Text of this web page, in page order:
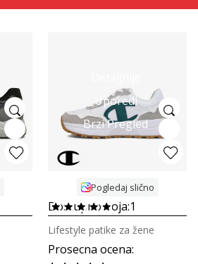
Uporedi
Brzi Pregled
Pogledaj slično
Dostupno boja:1
Prosecna ocena:
Lifestyle patike za žene